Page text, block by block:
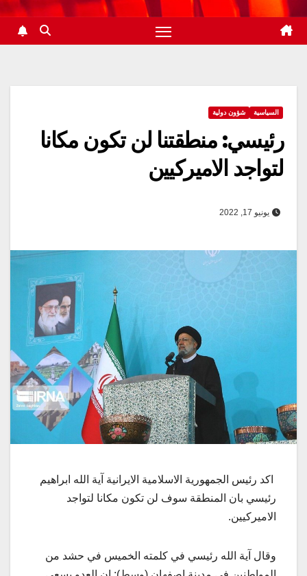
السياسية شؤون دولية
رئيسي: منطقتنا لن تكون مكانا
لتواجد الاميركيين
يونيو 17, 2022
اكد رئيس الجمهورية الاسلامية الايرانية آية الله ابراهيم
رئيسي بان المنطقة سوف لن تكون مكانا لتواجد
الاميركيين.
وقال آية الله رئيسي في كلمته الخميس في حشد من